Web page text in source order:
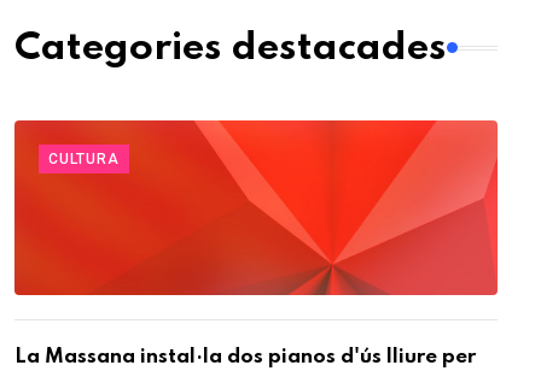
Categories destacades
CULTURA
La Massana instal·la dos pianos d'ús lliure per